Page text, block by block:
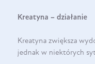
Kreatyna – działanie
Kreatyna zwiększa
jednak w niektórych